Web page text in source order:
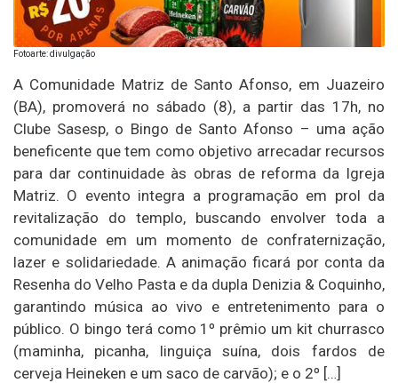
Fotoarte: divulgação
A Comunidade Matriz de Santo Afonso, em Juazeiro
(BA), promoverá no sábado (8), a partir das 17h, no
Clube Sasesp, o Bingo de Santo Afonso – uma ação
beneficente que tem como objetivo arrecadar recursos
para dar continuidade às obras de reforma da Igreja
Matriz. O evento integra a programação em prol da
revitalização do templo, buscando envolver toda a
comunidade em um momento de confraternização,
lazer e solidariedade. A animação ficará por conta da
Resenha do Velho Pasta e da dupla Denizia & Coquinho,
garantindo música ao vivo e entretenimento para o
público. O bingo terá como 1º prêmio um kit churrasco
(maminha, picanha, linguiça suína, dois fardos de
cerveja Heineken e um saco de carvão); e o 2º […]